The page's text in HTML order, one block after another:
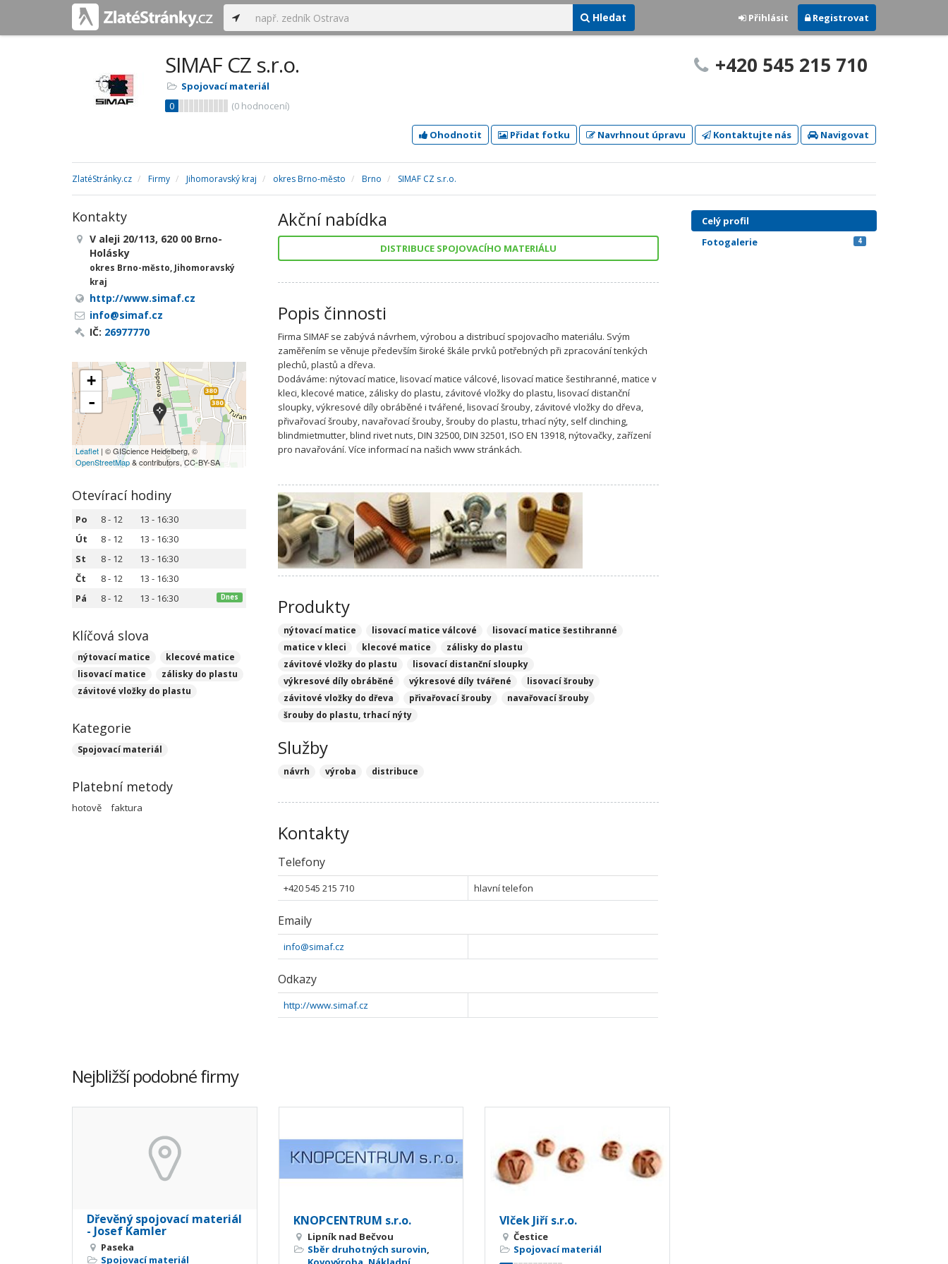
Hledat Přihlásit Registrovat
SIMAF CZ s.r.o.
Spojovací materiál
0
(0 hodnocení)
+420 545 215 710
Ohodnotit Přidat fotku Navrhnout úpravu Kontaktujte nás Navigovat
ZlatéStránky.cz Firmy Jihomoravský kraj okres Brno-město Brno SIMAF CZ s.r.o.
Akční nabídka
DISTRIBUCE SPOJOVACÍHO MATERIÁLU
Popis činnosti
Firma SIMAF se zabývá návrhem, výrobou a distribucí spojovacího materiálu. Svým
zaměřením se věnuje především široké škále prvků potřebných při zpracování tenkých
plechů, plastů a dřeva.
Dodáváme: nýtovací matice, lisovací matice válcové, lisovací matice šestihranné, matice v
kleci, klecové matice, zálisky do plastu, závitové vložky do plastu, lisovací distanční
sloupky, výkresové díly obráběné i tvářené, lisovací šrouby, závitové vložky do dřeva,
přivařovací šrouby, navařovací šrouby, šrouby do plastu, trhací nýty, self clinching,
blindmietmutter, blind rivet nuts, DIN 32500, DIN 32501, ISO EN 13918, nýtovačky, zařízení
pro navařování. Více informací na našich www stránkách.
Produkty
nýtovací matice lisovací matice válcové
lisovací matice šestihranné
matice v kleci
klecové matice
zálisky do plastu
závitové vložky do plastu
lisovací distanční sloupky
výkresové díly obráběné
výkresové díly tvářené
lisovací šrouby
závitové vložky do dřeva
přivařovací šrouby
navařovací šrouby
šrouby do plastu, trhací nýty
Služby
návrh výroba distribuce
Kontakty
Telefony
+420 545 215 710 hlavní telefon
Emaily
info@simaf.cz
Odkazy
http://www.simaf.cz
Kontakty
V aleji 20/113, 620 00 Brno-
Holásky
okres Brno-město, Jihomoravský
kraj
http://www.simaf.cz
info@simaf.cz
IČ: 26977770
+
-
Leaflet | © GIScience Heidelberg, ©
OpenStreetMap& contributors, CC-BY-SA
Otevírací hodiny
Po 8 - 12
13 - 16:30
Út
8 - 12
13 - 16:30
St
8 - 12
13 - 16:30
Čt
8 - 12
13 - 16:30
Pá
8 - 12 13 - 16:30 Dnes
Klíčová slova
nýtovací matice
klecové matice
lisovací matice
zálisky do plastu
závitové vložky do plastu
Kategorie
Spojovací materiál
Platební metody
hotově faktura
Celý profil
Fotogalerie
4
Nejbližší podobné firmy
Dřevěný spojovací materiál
- Josef Kamler
Paseka
Spojovací materiál
KNOPCENTRUM s.r.o.
Lipník nad Bečvou
Sběr druhotných surovin,
Vlček Jiří s.r.o.
Čestice
Spojovací materiál